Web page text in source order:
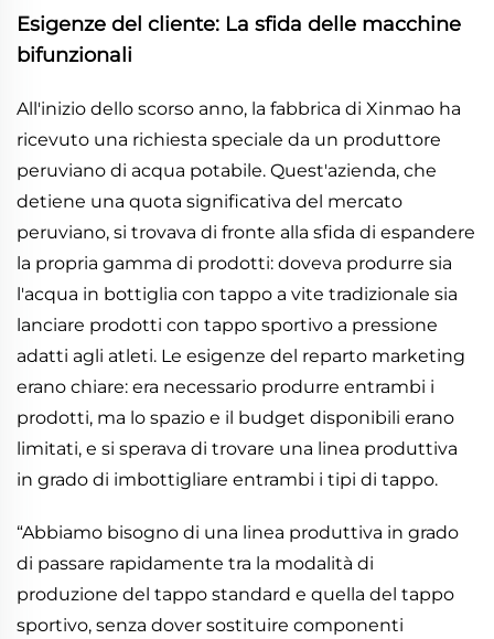
Esigenze del cliente: La sfida delle macchine
bifunzionali
All'inizio dello scorso anno, la fabbrica di Xinmao ha
ricevuto una richiesta speciale da un produttore
peruviano di acqua potabile. Quest'azienda, che
detiene una quota significativa del mercato
peruviano, si trovava di fronte alla sfida di espandere
la propria gamma di prodotti: doveva produrre sia
l'acqua in bottiglia con tappo a vite tradizionale sia
lanciare prodotti con tappo sportivo a pressione
adatti agli atleti. Le esigenze del reparto marketing
erano chiare: era necessario produrre entrambi i
prodotti, ma lo spazio e il budget disponibili erano
limitati, e si sperava di trovare una linea produttiva
in grado di imbottigliare entrambi i tipi di tappo.
“Abbiamo bisogno di una linea produttiva in grado
di passare rapidamente tra la modalità di
produzione del tappo standard e quella del tappo
sportivo, senza dover sostituire componenti